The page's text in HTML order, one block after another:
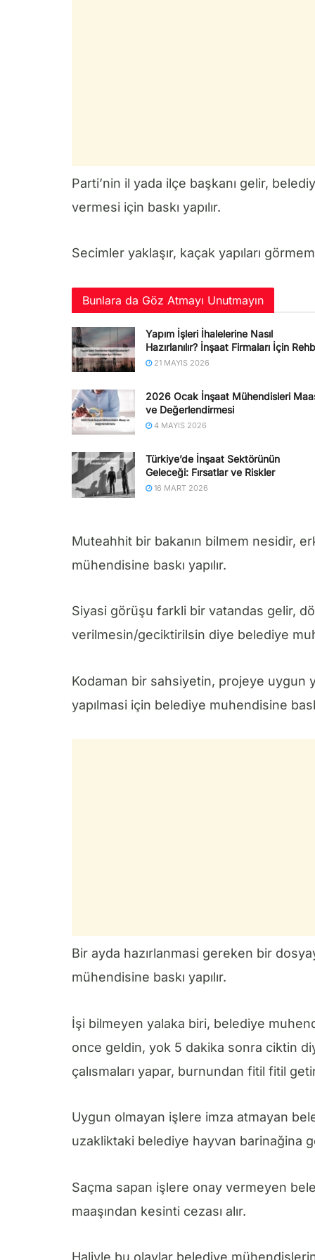
Parti’nin il yada ilçe başkanı gelir,
vermesi için baskı yapılır.
Secimler yaklaşır, kaçak yapıları
Bunlara da Göz Atmayı Unutmayın
Yapım İşleri İhalelerine Nasıl
Hazırlanılır? İnşaat Firmaları İçin
21 MAYIS 2026
2026 Ocak İnşaat Mühendisleri
ve Değerlendirmesi
4 MAYIS 2026
Türkiye’de İnşaat Sektörünün
Geleceği: Fırsatlar ve Riskler
16 MART 2026
Muteahhit bir bakanın bilmem nesidir,
mühendisine baskı yapılır.
Siyasi görüşu farkli bir vatandas gelir,
verilmesin/geciktirilsin diye belediye
Kodaman bir sahsiyetin, projeye uygun
yapılmasi için belediye muhendisine
Bir ayda hazırlanmasi gereken bir
mühendisine baskı yapılır.
İşi bilmeyen yalaka biri, belediye
once geldin, yok 5 dakika sonra ciktin
çalısmaları yapar, burnundan fitil fitil
Uygun olmayan işlere imza atmayan
uzakliktaki belediye hayvan barinağina
Saçma sapan işlere onay vermeyen
maaşından kesinti cezası alır.
Haliyle bu olaylar belediye